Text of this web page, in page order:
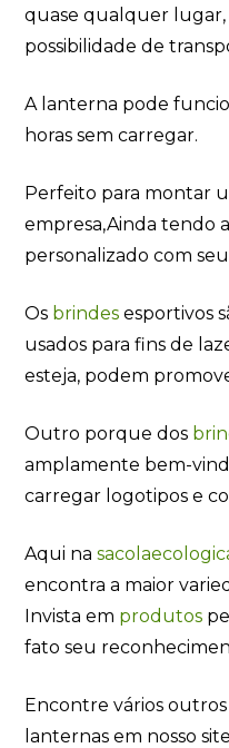
quase qualquer lugar,
possibilidade de
A lanterna pode
horas sem carregar.
Perfeito para montar
empresa,Ainda tendo
personalizado com
Os brindes esportivos
usados ​​para fins de
esteja, podem
Outro porque dos
amplamente bem-
carregar logotipos e
Aqui na
encontra a maior
Invista em produtos
fato seu
Encontre vários
lanternas em nosso